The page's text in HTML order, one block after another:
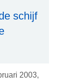
schijf
2003,